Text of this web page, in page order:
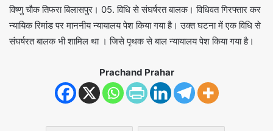
विष्णु चौक तिफरा बिलासपुर। 05. विधि से संघर्षरत बालक। विधिवत गिरफ्तार कर
न्यायिक रिमांड पर माननीय न्यायालय पेश किया गया है। उक्त घटना में एक विधि से
संघर्षरत बालक भी शामिल था । जिसे पृथक से बाल न्यायालय पेश किया गया है।
Prachand Prahar